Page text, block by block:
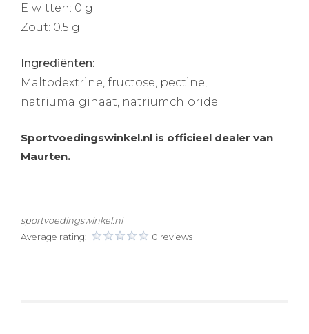
Eiwitten: 0 g
Zout: 0.5 g
Ingrediënten:
Maltodextrine, fructose, pectine,
natriumalginaat, natriumchloride
Sportvoedingswinkel.nl is officieel dealer van
Maurten.
sportvoedingswinkel.nl
Average rating:
0 reviews